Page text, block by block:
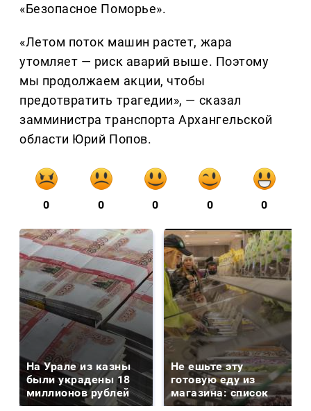
«Безопасное Поморье».
«Летом поток машин растет, жара
утомляет — риск аварий выше. Поэтому
мы продолжаем акции, чтобы
предотвратить трагедии», — сказал
замминистра транспорта Архангельской
области Юрий Попов.
0 0 0 0 0
На Урале из казны
были украдены 18
миллионов рублей
Не ешьте эту
готовую еду из
магазина: список